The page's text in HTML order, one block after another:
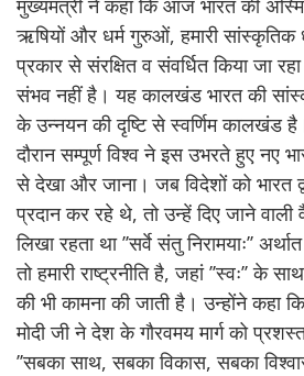
मुख्यमंत्री ने कहा कि आज भारत की
ऋषियों और धर्म गुरुओं, हमारी सांस्कृतिक
प्रकार से संरक्षित व संवर्धित किया जा
संभव नहीं है। यह कालखंड भारत की
के उन्नयन की दृष्टि से स्वर्णिम कालखंड है।
दौरान सम्पूर्ण विश्व ने इस उभरते हुए नए
से देखा और जाना। जब विदेशों को भारत
प्रदान कर रहे थे, तो उन्हें दिए जाने
लिखा रहता था ’’सर्वे संतु निरामयाः’’
तो हमारी राष्ट्रनीति है, जहां ’’स्वः’’ के
की भी कामना की जाती है। उन्होंने कहा
मोदी जी ने देश के गौरवमय मार्ग को
’’सबका साथ, सबका विकास, सबका